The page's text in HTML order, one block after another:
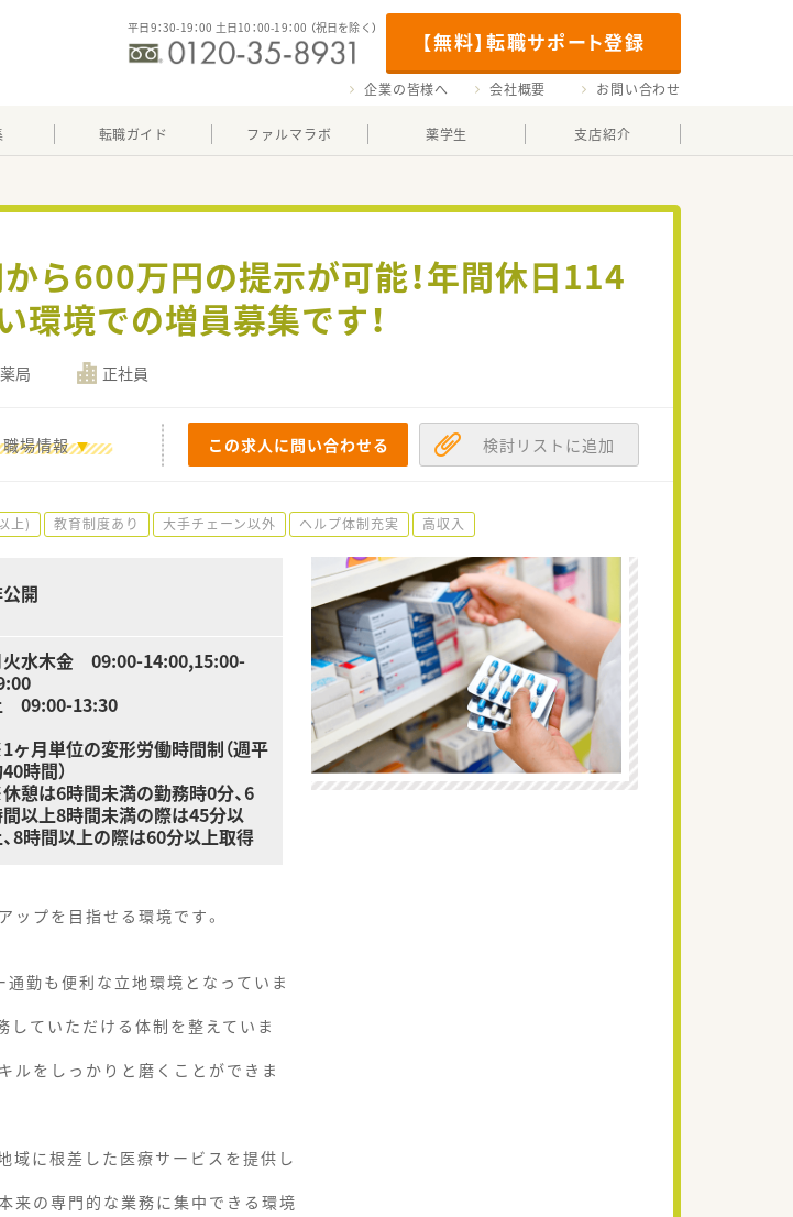
【無料】転職サポート登録
平日9：30-19：00 土日10：00-19：00 （祝日を除く）
企業の皆様へ 会社概要 お問い合わせ
転職ガイド ファルマラボ 薬学生 支店紹介
ら600万円の提示が可能！年間休日114
環境での増員募集です！
局 正社員
職場情報 この求人に問い合わせる 検討リストに追加
上) 教育制度あり 大手チェーン以外 ヘルプ体制充実 高収入
開
火水木金 09:00-14:00,15:00-
09:00-13:30
ヶ月単位の変形労働時間制（週平
時間）
憩は6時間未満の勤務時0分、6
以上8時間未満の際は45分以
8時間以上の際は60分以上取得
プを目指せる環境です。
勤も便利な立地環境となっていま
ていただける体制を整えていま
ルをしっかりと磨くことができま
に根差した医療サービスを提供し
来の専門的な業務に集中できる環境